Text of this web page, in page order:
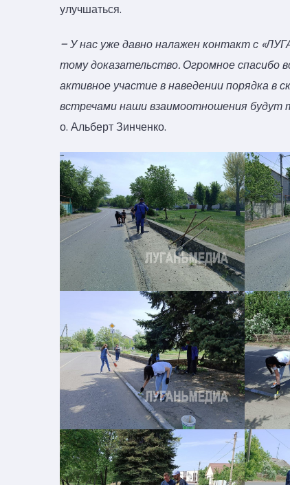
улучшаться.
– У нас уже давно налажен контакт с
тому доказательство. Огромное спасибо
активное участие в наведении порядка
встречами наши взаимоотношения будут
о. Альберт Зинченко.